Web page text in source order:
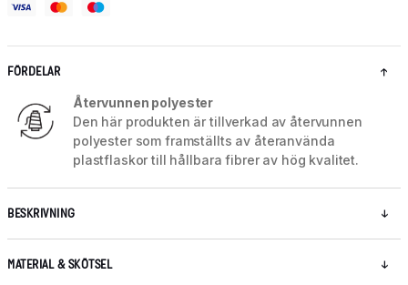
FÖRDELAR
Återvunnen polyester
Den här produkten är tillverkad av återvunnen
polyester som framställts av återanvända
plastflaskor till hållbara fibrer av hög kvalitet.
BESKRIVNING
MATERIAL & SKÖTSEL